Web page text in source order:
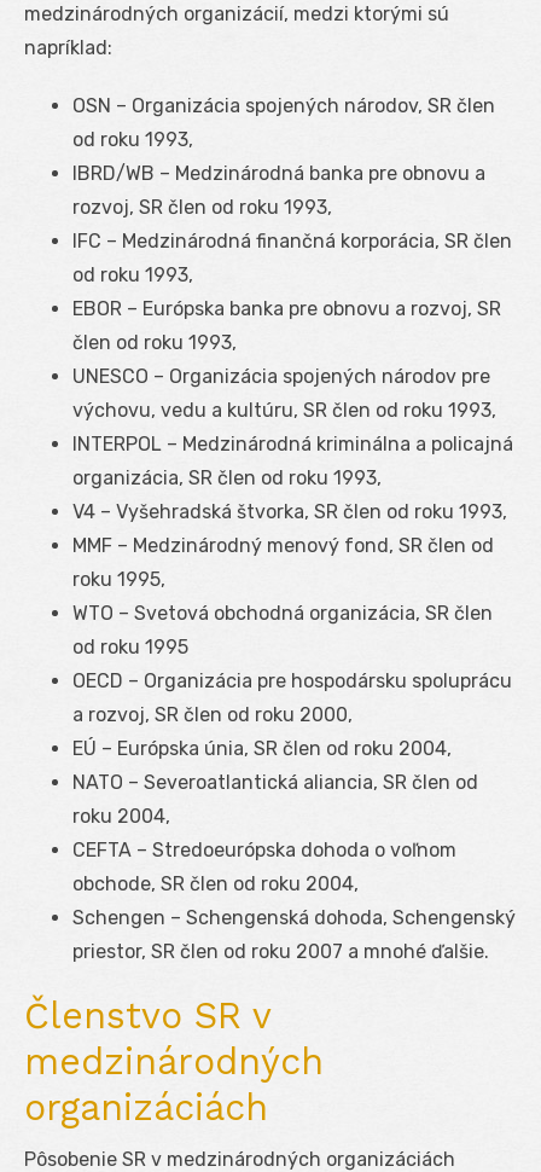
medzinárodných organizácií, medzi ktorými sú
napríklad:
OSN – Organizácia spojených národov, SR člen
od roku 1993,
IBRD/WB – Medzinárodná banka pre obnovu a
rozvoj, SR člen od roku 1993,
IFC – Medzinárodná finančná korporácia, SR člen
od roku 1993,
EBOR – Európska banka pre obnovu a rozvoj, SR
člen od roku 1993,
UNESCO – Organizácia spojených národov pre
výchovu, vedu a kultúru, SR člen od roku 1993,
INTERPOL – Medzinárodná kriminálna a policajná
organizácia, SR člen od roku 1993,
V4 – Vyšehradská štvorka, SR člen od roku 1993,
MMF – Medzinárodný menový fond, SR člen od
roku 1995,
WTO – Svetová obchodná organizácia, SR člen
od roku 1995
OECD – Organizácia pre hospodársku spoluprácu
a rozvoj, SR člen od roku 2000,
EÚ – Európska únia, SR člen od roku 2004,
NATO – Severoatlantická aliancia, SR člen od
roku 2004,
CEFTA – Stredoeurópska dohoda o voľnom
obchode, SR člen od roku 2004,
Schengen – Schengenská dohoda, Schengenský
priestor, SR člen od roku 2007 a mnohé ďalšie.
Členstvo SR v
medzinárodných
organizáciách
Pôsobenie SR v medzinárodných organizáciách